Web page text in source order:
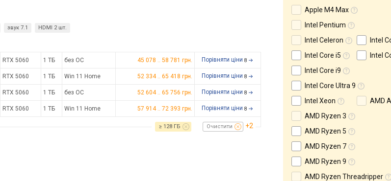
звук 7.1 HDMI 2 шт.
RTX 5060 1 ТБ без ОС 45 078 .. 58 781 грн. Порівняти ціни 8
RTX 5060 1 ТБ Win 11 Home 52 334 .. 65 418 грн. Порівняти ціни 8
RTX 5060 1 ТБ без ОС 52 604 .. 65 756 грн. Порівняти ціни 8
RTX 5060 1 ТБ Win 11 Home 57 914 .. 72 393 грн. Порівняти ціни 8
≥ 128 ГБ Очистити +2
Apple M4 Max
Intel Pentium
Intel Celeron
Intel
Intel Core i5
Intel
Intel Core i9
Intel Core Ultra 9
Intel Xeon
AMD
AMD Ryzen 3
AMD Ryzen 5
AMD Ryzen 7
AMD Ryzen 9
AMD Ryzen Threadripper